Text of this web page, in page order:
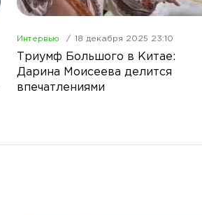
Интервью 18 декабря 2025 23:10
Триумф Большого в Китае:
Дарина Моисеева делится
впечатлениями